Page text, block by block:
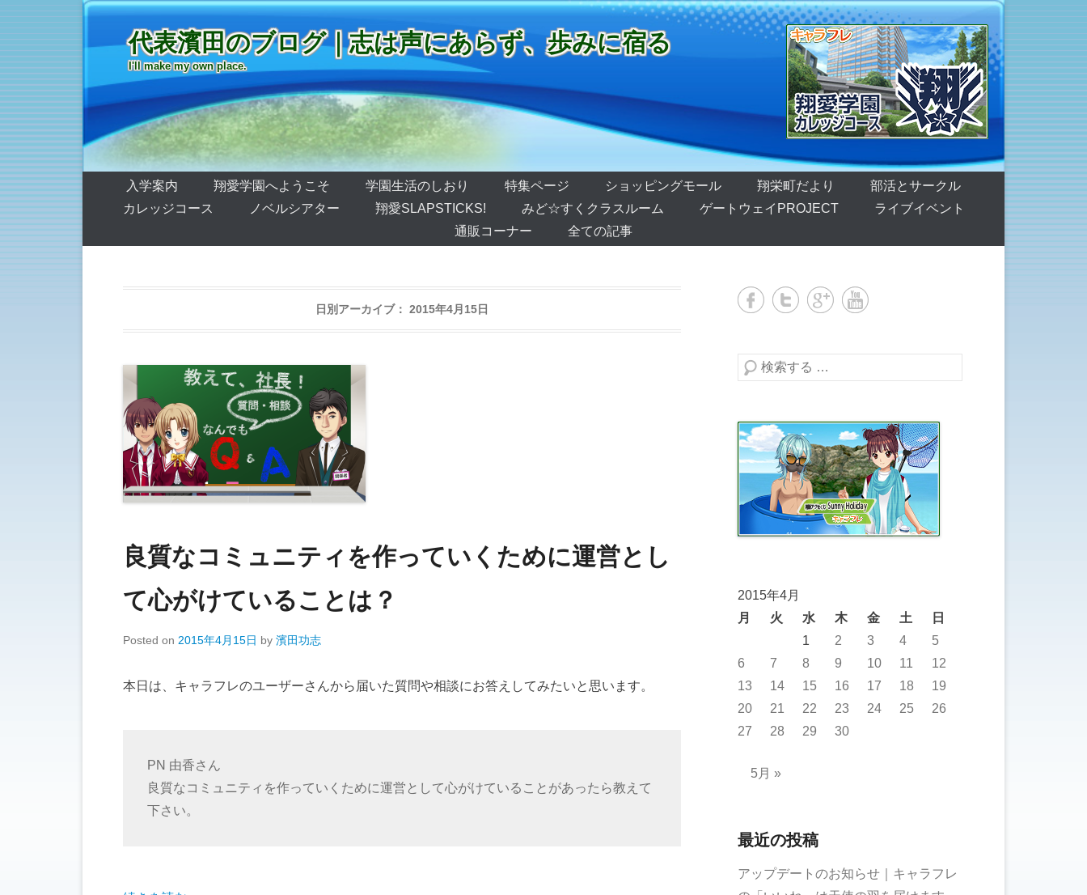
代表濱田のブログ｜志は声にあらず、歩みに宿る
I'll make my own place.
第1メニュー
コンテンツへ移動
入学案内 翔愛学園へようこそ 学園生活のしおり 特集ページ ショッピングモール 翔栄町だより
部活とサークル
カレッジコース
ノベルシアター 翔愛SLAPSTICKS! みど☆すくクラスルーム ゲートウェイPROJECT
ライブイベント
通販コーナー
全ての記事
日別アーカイブ： 2015年4月15日
良質なコミュニティを作っていくために運営とし
て心がけていることは？
Posted on 2015年4月15日 by 濱田功志
本日は、キャラフレのユーザーさんから届いた質問や相談にお答えしてみたいと思います。
PN 由香さん
良質なコミュニティを作っていくために運営として心がけていることがあったら教えて
下さい。
検索する
2015年4月
月
火 水 木 金 土
日
1
2 3 4
5
6
7 8 9 10 11
12
13
14 15 16 17 18
19
20
21 22 23 24 25
26
27
28 29 30
5月 »
最近の投稿
アップデートのお知らせ｜キャラフレ